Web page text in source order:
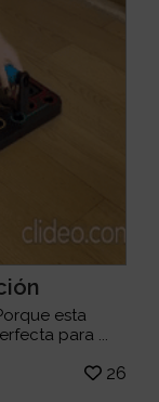
esta
para ...
26